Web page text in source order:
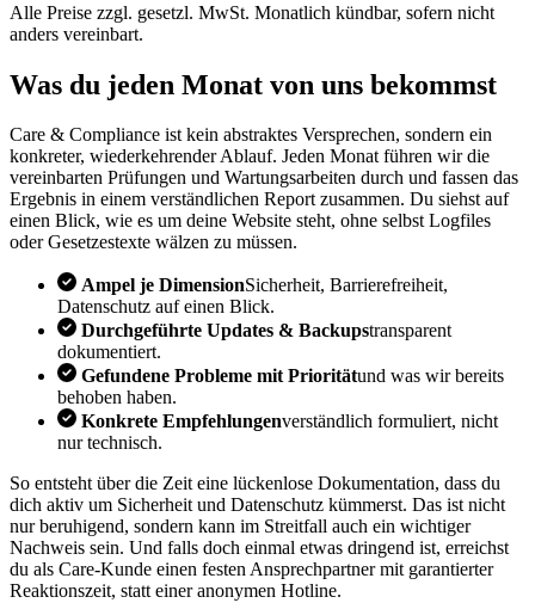
Alle Preise zzgl. gesetzl. MwSt. Monatlich kündbar, sofern nicht
anders vereinbart.
Was du jeden Monat von uns bekommst
Care & Compliance ist kein abstraktes Versprechen, sondern ein
konkreter, wiederkehrender Ablauf. Jeden Monat führen wir die
vereinbarten Prüfungen und Wartungsarbeiten durch und fassen das
Ergebnis in einem verständlichen Report zusammen. Du siehst auf
einen Blick, wie es um deine Website steht, ohne selbst Logfiles
oder Gesetzestexte wälzen zu müssen.
Ampel je DimensionSicherheit, Barrierefreiheit,
Datenschutz auf einen Blick.
Durchgeführte Updates & Backupstransparent
dokumentiert.
Gefundene Probleme mit Prioritätund was wir bereits
behoben haben.
Konkrete Empfehlungenverständlich formuliert, nicht
nur technisch.
So entsteht über die Zeit eine lückenlose Dokumentation, dass du
dich aktiv um Sicherheit und Datenschutz kümmerst. Das ist nicht
nur beruhigend, sondern kann im Streitfall auch ein wichtiger
Nachweis sein. Und falls doch einmal etwas dringend ist, erreichst
du als Care-Kunde einen festen Ansprechpartner mit garantierter
Reaktionszeit, statt einer anonymen Hotline.